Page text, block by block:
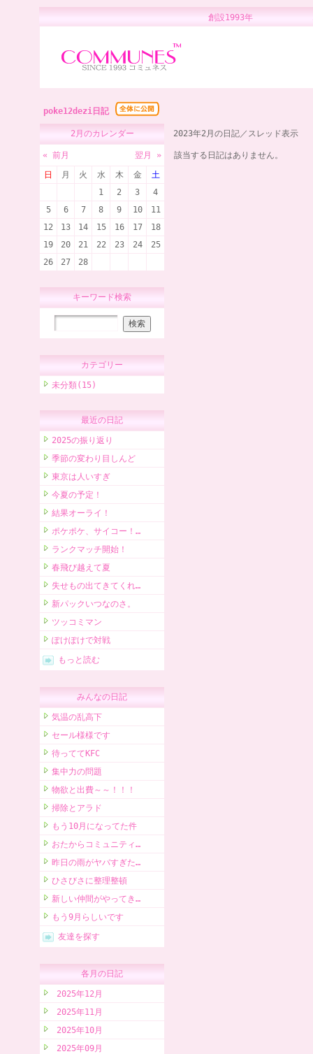
創設1993年 コ
poke12dezi日記
2月のカレンダー
« 前月
翌月 »
日
月 火 水 木 金
土
1
2 3
4
5
6 7 8 9 10
11
12
13 14 15 16 17
18
19
20 21 22 23 24
25
26
27 28
キーワード検索
カテゴリー
未分類(15)
最近の日記
2025の振り返り
季節の変わり目しんど
東京は人いすぎ
今夏の予定！
結果オーライ！
ポケポケ、サイコー！…
ランクマッチ開始！
春飛び越えて夏
失せもの出てきてくれ…
新パックいつなのさ。
ツッコミマン
ぽけぽけで対戦
もっと読む
みんなの日記
気温の乱高下
セール様様です
待っててKFC
集中力の問題
物欲と出費～～！！！
掃除とアラド
もう10月になってた件
おたからコミュニティ…
昨日の雨がヤバすぎた…
ひさびさに整理整頓
新しい仲間がやってき…
もう9月らしいです
友達を探す
各月の日記
2025年12月
2025年11月
2025年10月
2025年09月
2023年2月の日記／スレッド表示
該当する日記はありません。